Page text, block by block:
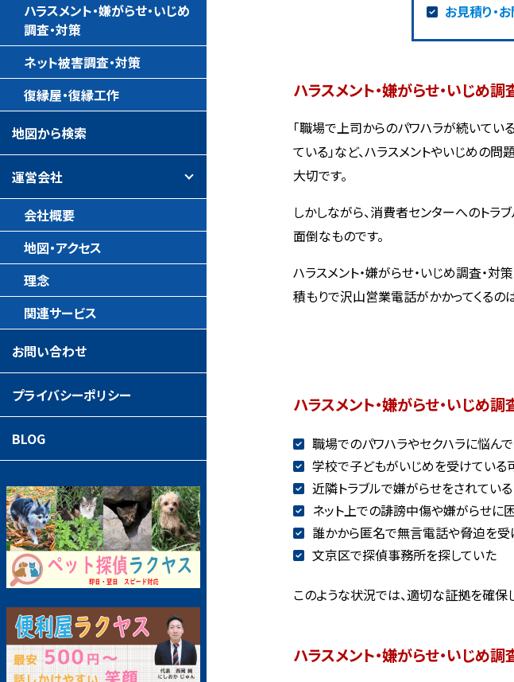
お見積り・
ハラスメント・嫌がらせ・いじめ
「職場で上司からのパワハラが続いてい
ている」など、ハラスメントやいじめの
大切です。
しかしながら、消費者センターへのトラ
面倒なものです。
ハラスメント・嫌がらせ・いじめ調査・
積もりで沢山営業電話がかかってくるの
ハラスメント・嫌がらせ・いじめ
職場でのパワハラやセクハラに悩ん
学校で子どもがいじめを受けている
近隣トラブルで嫌がらせをされている
ネット上での誹謗中傷や嫌がらせに
誰かから匿名で無言電話や脅迫を受
文京区で探偵事務所を探していた
このような状況では、適切な証拠を確保
ハラスメント・嫌がらせ・いじめ
ハラスメント・嫌がらせ・いじめ
調査・対策
ネット被害調査・対策
復縁屋・復縁工作
地図から検索
運営会社
会社概要
地図・アクセス
理念
関連サービス
お問い合わせ
プライバシーポリシー
BLOG